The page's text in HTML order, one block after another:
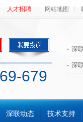
人才招聘 网站地图
679
深
深
深联动态 技术支持